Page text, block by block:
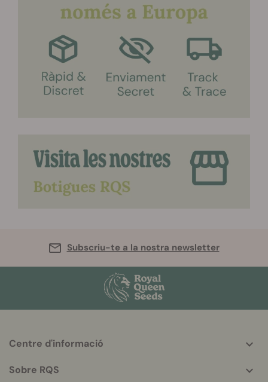
Subscriu-te a la nostra newsletter
info
Centre d'informació
Sobre RQS